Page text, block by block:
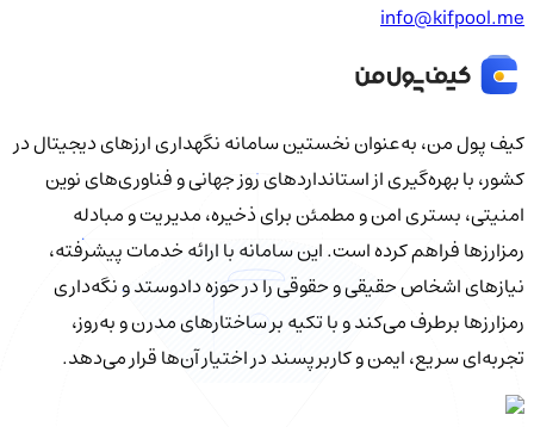
info@kifpool.me
کیف‌ پول من، به‌عنوان نخستین سامانه نگهداری ارزهای دیجیتال در
کشور، با بهره‌گیری از استانداردهای روز جهانی و فناوری‌های نوین
امنیتی، بستری امن و مطمئن برای ذخیره، مدیریت و مبادله
رمزارزها فراهم کرده است. این سامانه با ارائه خدمات پیشرفته،
نیازهای اشخاص حقیقی و حقوقی را در حوزه دادوستد و نگه‌داری
رمزارزها برطرف می‌کند و با تکیه بر ساختارهای مدرن و به‌روز،
تجربه‌ای سریع، ایمن و کاربرپسند در اختیار آن‌ها قرار می‌دهد.